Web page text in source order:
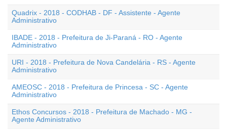
Quadrix - 2018 - CODHAB - DF - Assistente - Agente
Administrativo
IBADE - 2018 - Prefeitura de Ji-Paraná - RO - Agente
Administrativo
URI - 2018 - Prefeitura de Nova Candelária - RS - Agente
Administrativo
AMEOSC - 2018 - Prefeitura de Princesa - SC - Agente
Administrativo
Ethos Concursos - 2018 - Prefeitura de Machado - MG -
Agente Administrativo